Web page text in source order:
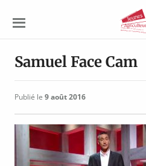
Agriculteurs
Samuel Face Cam
Publié le 9 août 2016